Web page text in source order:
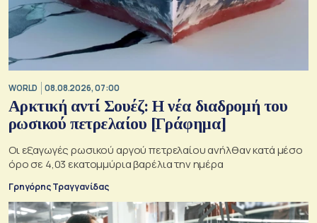
WORLD 08.08.2026, 07:00
Αρκτική αντί Σουέζ: Η νέα διαδρομή του
ρωσικού πετρελαίου [Γράφημα]
Οι εξαγωγές ρωσικού αργού πετρελαίου ανήλθαν κατά μέσο
όρο σε 4,03 εκατομμύρια βαρέλια την ημέρα
Γρηγόρης Τραγγανίδας